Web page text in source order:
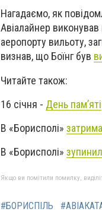
Нагадаємо, як
Авіалайнер
аеропорту вильоту,
визнав, що Боїнг був
Читайте також:
16 січня - День пам’яті
В «Борисполі»
В «Борисполі»
Якщо ви помітили помилку,
#БОРИСПІЛЬ